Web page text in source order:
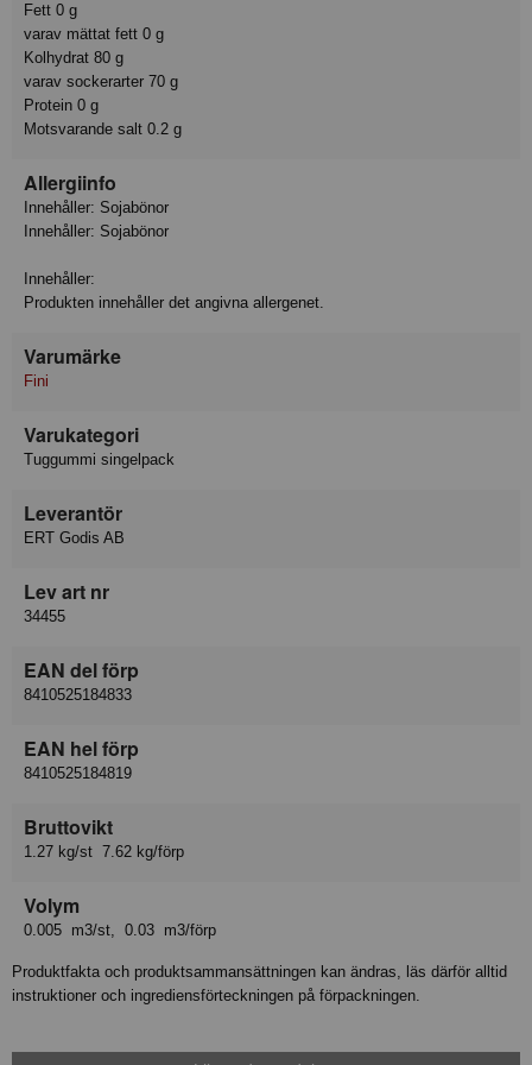
Fett 0 g
varav mättat fett 0 g
Kolhydrat 80 g
varav sockerarter 70 g
Protein 0 g
Motsvarande salt 0.2 g
Allergiinfo
Innehåller: Sojabönor
Innehåller: Sojabönor
Innehåller:
Produkten innehåller det angivna allergenet.
Varumärke
Fini
Varukategori
Tuggummi singelpack
Leverantör
ERT Godis AB
Lev art nr
34455
EAN del förp
8410525184833
EAN hel förp
8410525184819
Bruttovikt
1.27 kg/st 7.62 kg/förp
Volym
0.005 m3/st, 0.03 m3/förp
Produktfakta och produktsammansättningen kan ändras, läs därför alltid
instruktioner och ingrediensförteckningen på förpackningen.